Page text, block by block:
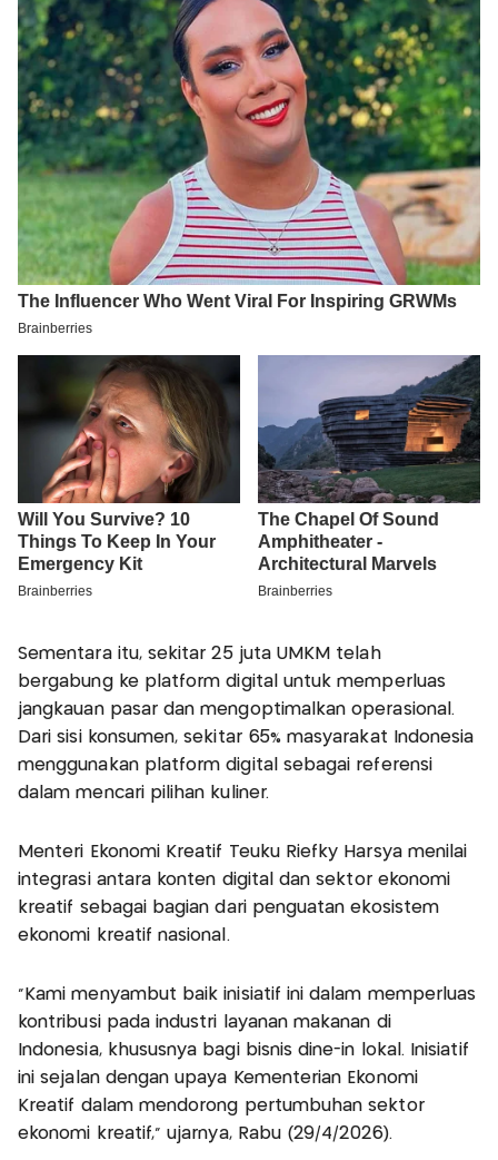
Sementara itu, sekitar 25 juta UMKM telah
bergabung ke platform digital untuk memperluas
jangkauan pasar dan mengoptimalkan operasional.
Dari sisi konsumen, sekitar 65% masyarakat Indonesia
menggunakan platform digital sebagai referensi
dalam mencari pilihan kuliner.
Menteri Ekonomi Kreatif Teuku Riefky Harsya menilai
integrasi antara konten digital dan sektor ekonomi
kreatif sebagai bagian dari penguatan ekosistem
ekonomi kreatif nasional.
“Kami menyambut baik inisiatif ini dalam memperluas
kontribusi pada industri layanan makanan di
Indonesia, khususnya bagi bisnis dine-in lokal. Inisiatif
ini sejalan dengan upaya Kementerian Ekonomi
Kreatif dalam mendorong pertumbuhan sektor
ekonomi kreatif,” ujarnya, Rabu (29/4/2026).